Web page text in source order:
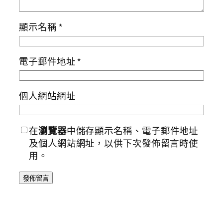
顯示名稱*
電子郵件地址*
個人網站網址
在瀏覽器中儲存顯示名稱、電子郵件地址
及個人網站網址，以供下次發佈留言時使
用。